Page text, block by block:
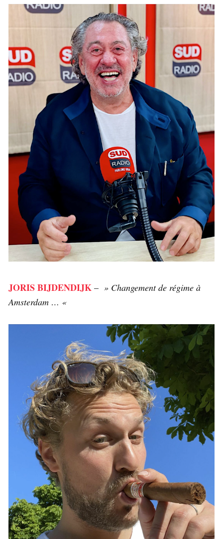
JORIS BIJDENDIJK – » Changement de régime à
Amsterdam … «